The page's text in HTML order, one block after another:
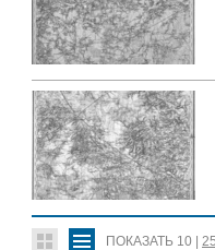
ПОКАЗАТЬ 10 |